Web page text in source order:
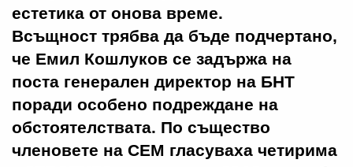
естетика от онова време.
Всъщност трябва да бъде подчертано,
че Емил Кошлуков се задържа на
поста генерален директор на БНТ
поради особено подреждане на
обстоятелствата. По същество
членовете на СЕМ гласуваха четирима